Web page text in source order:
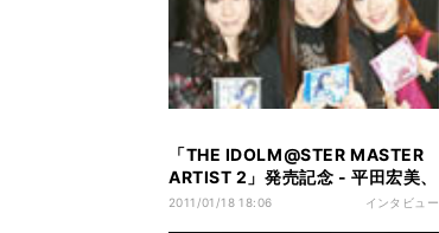
「THE IDOLM@STER MASTER
ARTIST 2」発売記念 - 平田宏美、
今井麻美、原由実が語る
2011/01/18 18:06 インタビュー